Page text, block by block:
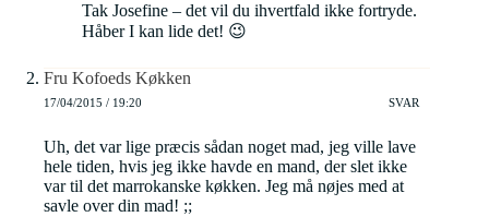
Tak Josefine – det vil du ihvertfald ikke fortryde.
Håber I kan lide det! 😉
Fru Kofoeds Køkken
17/04/2015 / 19:20 SVAR
Uh, det var lige præcis sådan noget mad, jeg ville lave
hele tiden, hvis jeg ikke havde en mand, der slet ikke
var til det marrokanske køkken. Jeg må nøjes med at
savle over din mad! ;;